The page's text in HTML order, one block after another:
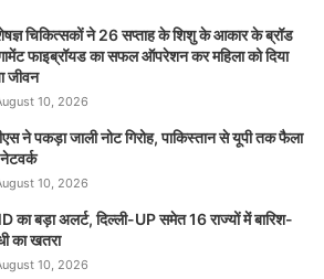
चिकित्सकों ने 26 सप्ताह के शिशु के आकार के ब्रॉड
फाइब्रॉयड का सफल ऑपरेशन कर महिला को दिया
जीवन
10, 2026
ने पकड़ा जाली नोट गिरोह, पाकिस्तान से यूपी तक फैला
10, 2026
का बड़ा अलर्ट, दिल्ली-UP समेत 16 राज्यों में बारिश-
का खतरा
10, 2026